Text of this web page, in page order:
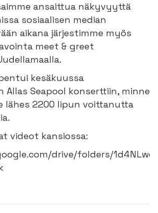
ansaittua näkyvyyttä
sosiaalisen median
aikana järjestimme myös
meet & greet
kesäkuussa
Allas Seapool konserttiin, minne
lähes 2200 lipun voittanutta
videot kansiossa:
drive/folders/